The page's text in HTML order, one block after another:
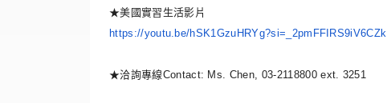
★美國實習生活影片
https://youtu.be/hSK1GzuHRYg?si=_2pmFFIRS9iV6CZk
★洽詢專線Contact: Ms. Chen, 03-2118800 ext. 3251